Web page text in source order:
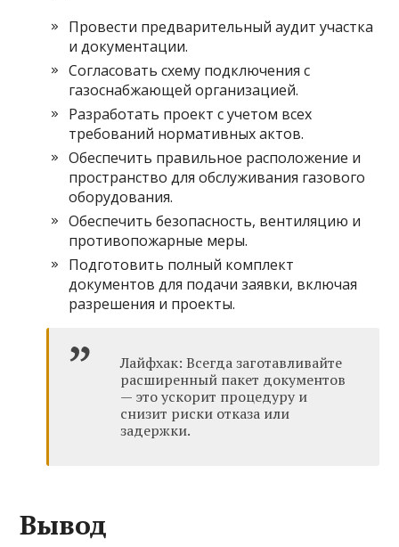
Провести предварительный аудит участка
и документации.
Согласовать схему подключения с
газоснабжающей организацией.
Разработать проект с учетом всех
требований нормативных актов.
Обеспечить правильное расположение и
пространство для обслуживания газового
оборудования.
Обеспечить безопасность, вентиляцию и
противопожарные меры.
Подготовить полный комплект
документов для подачи заявки, включая
разрешения и проекты.
Лайфхак: Всегда заготавливайте
расширенный пакет документов
— это ускорит процедуру и
снизит риски отказа или
задержки.
Вывод